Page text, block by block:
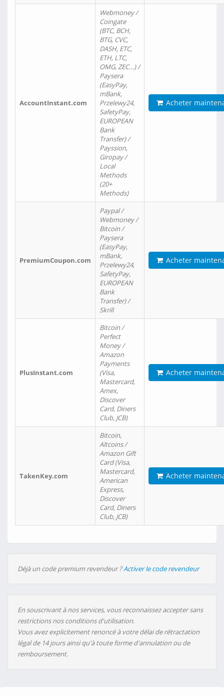
AccountInstant.com
Webmoney /
Coingate
(BTC, BCH,
BTG, CVC,
DASH, ETC,
ETH, LTC,
OMG, ZEC…) /
Paysera
(EasyPay,
mBank,
Przelewy24,
SafetyPay,
EUROPEAN
Bank
Transfer) /
Payssion,
Giropay /
Local
Methods
(20+
Methods)
Acheter
PremiumCoupon.com
Paypal /
Webmoney /
Bitcoin /
Paysera
(EasyPay,
mBank,
Przelewy24,
SafetyPay,
EUROPEAN
Bank
Transfer) /
Skrill
Acheter
PlusInstant.com
Bitcoin /
Perfect
Money /
Amazon
Payments
(Visa,
Mastercard,
Amex,
Discover
Card, Diners
Club, JCB)
Acheter
TakenKey.com
Bitcoin,
Altcoins /
Amazon Gift
Card (Visa,
Mastercard,
American
Express,
Discover
Card, Diners
Club, JCB)
Acheter
Déjà un code premium revendeur ?Activer le code revendeur
En souscrivant à nos services, vous reconnaissez accepter sans
restrictions nos conditions d'utilisation.
Vous avez explicitement renoncé à votre délai de rétractation
légal de 14 jours ainsi qu'à toute forme d'annulation ou de
remboursement.